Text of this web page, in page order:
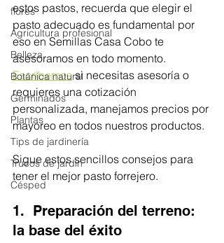
flores
Agricultura profesional
Belleza
Botánica natural
Germinados
Plantas
Tips de jardinería
Trucos de jardín
Césped
estos pastos, recuerda que elegir el
pasto adecuado es fundamental por
eso en Semillas Casa Cobo te
asesoramos en todo momento.
Escríbemos si necesitas asesoría o
requieres una cotización
personalizada, manejamos precios por
mayoreo en todos nuestros productos.
Sigue estos sencillos consejos para
tener el mejor pasto forrejero.
1.  Preparación del terreno:
la base del éxito